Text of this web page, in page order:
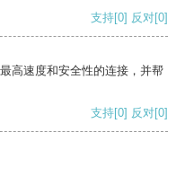
支持[0] 反对[0]
高速度和安全性的连接，并帮
支持[0] 反对[0]